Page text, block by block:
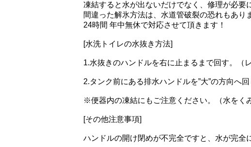
凍結すると水が出ないだけでなく、修理が必要
間違った解氷方法は、水道管破裂の恐れもあり
24時間 年中無休で対応させて頂きます！
[水洗トイレの水抜き方法]
1.水抜きのハンドルを右に止まるまで回す。（
2.タンク前にある排水ハンドルを”大”の方向へ
※便器内の凍結にもご注意ください。（水をく
[その他注意事項]
ハンドルの開け閉めが不完全ですと、水が完全